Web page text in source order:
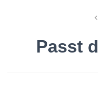
Finde
keyboard_arrow_left
Passt